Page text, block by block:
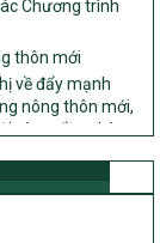
thôn mới
về đẩy mạnh
nông thôn mới,
vùng đồng bào
trên địa bàn tỉnh
tình hình thực